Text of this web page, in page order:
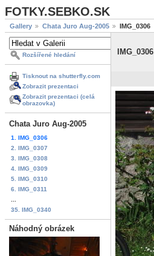
FOTKY.SEBKO.SK
Gallery Chata Juro Aug-2005 IMG_0306
Rozšířené hledání
Tisknout na shutterfly.com
Zobrazit prezentaci
Zobrazit prezentaci (celá
obrazovka)
Chata Juro Aug-2005
1. IMG_0306
2. IMG_0307
3. IMG_0308
4. IMG_0309
5. IMG_0310
6. IMG_0311
35. IMG_0340
Náhodný obrázek
IMG_0306